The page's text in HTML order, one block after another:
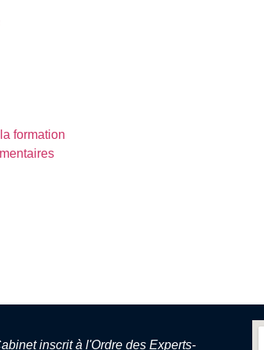
formation
inscrit à l'Ordre des Experts-